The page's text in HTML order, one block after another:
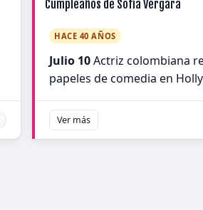
Cumpleaños de Sofía Vergara
HACE 40 AÑOS
Julio 10Actriz colombiana
papeles de comedia en
Ver más